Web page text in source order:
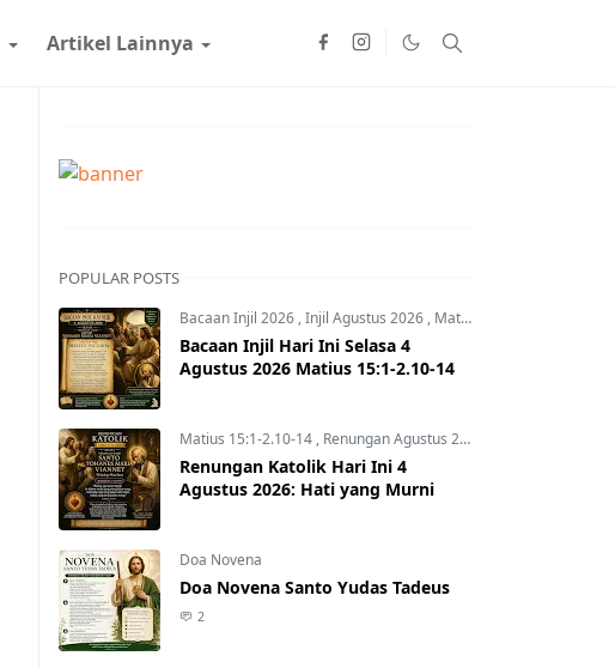
Artikel Lainnya
POPULAR POSTS
Bacaan Injil 2026 ,Injil Agustus 2026 , Matius 15:1-2.10-14
Bacaan Injil Hari Ini Selasa 4
Agustus 2026 Matius 15:1-2.10-14
Matius 15:1-2.10-14 , Renungan Agustus 2026
Renungan Katolik Hari Ini 4
Agustus 2026: Hati yang Murni
Doa Novena
Doa Novena Santo Yudas Tadeus
2